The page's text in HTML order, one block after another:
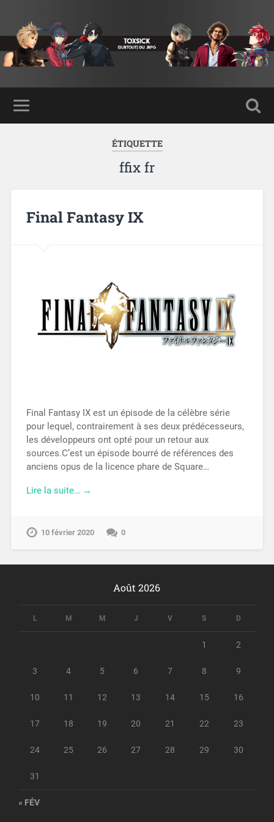
ÉTIQUETTE
ffix fr
Final Fantasy IX
Final Fantasy IX est un épisode de la célèbre série
pour lequel, contrairement à ses deux prédécesseurs,
les développeurs ont opté pour un retour aux
sources.C’est un épisode bourré de références des
anciens opus de la licence phare de Square…
Lire la suite… →
10 février 2020 0
Août 2026
L M M J V S D
1 2
3 4 5 6 7 8 9
10 11 12 13 14 15 16
17 18 19 20 21 22 23
24 25 26 27 28 29 30
31
« FÉV